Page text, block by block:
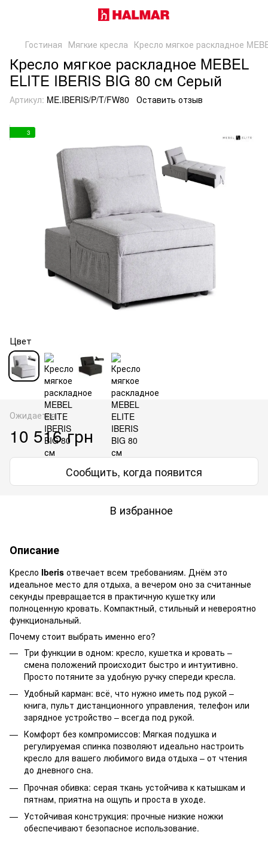
Гостиная Мягкие кресла Кресло мягкое раскладное
Кресло мягкое раскладное MEBEL
ELITE IBERIS BIG 80 см Серый
Артикул: ME.IBERIS/P/T/FW80 Оставить отзыв
3
Цвет
Ожидается
10 516 грн
Сообщить, когда появится
В избранное
Описание
Кресло Iberis отвечает всем требованиям. Днём это
идеальное место для отдыха, а вечером оно за считанные
секунды превращается в практичную кушетку или
полноценную кровать. Компактный, стильный и невероятно
функциональный.
Почему стоит выбрать именно его?
Три функции в одном: кресло, кушетка и кровать –
смена положений происходит быстро и интуитивно.
Просто потяните за удобную ручку спереди кресла.
Удобный карман: всё, что нужно иметь под рукой –
книга, пульт дистанционного управления, телефон или
зарядное устройство – всегда под рукой.
Комфорт без компромиссов: Мягкая подушка и
регулируемая спинка позволяют идеально настроить
кресло для вашего любимого вида отдыха – от чтения
до дневного сна.
Прочная обивка: серая ткань устойчива к катышкам и
пятнам, приятна на ощупь и проста в уходе.
Устойчивая конструкция: прочные низкие ножки
обеспечивают безопасное использование.